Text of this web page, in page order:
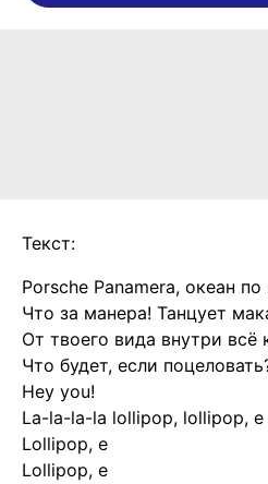
Текст:
Porsche Panamera, океан по
Что за манера! Танцует
От твоего вида внутри всё
Что будет, если
Hey you!
La-la-la-la lollipop, lollipop, e
Lollipop, e
Lollipop, e